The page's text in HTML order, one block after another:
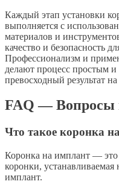
Каждый этап установки
выполняется с
материалов и
качество и безопасность
Профессионализм и
делают процесс простым
превосходный результат
FAQ — Вопросы
Что такое коронка
Коронка на имплант — это
коронки,
имплант.